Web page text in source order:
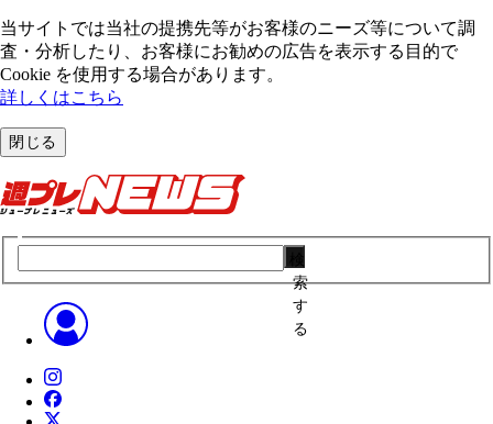
当サイトでは当社の提携先等がお客様のニーズ等について調
査・分析したり、お客様にお勧めの広告を表⽰する⽬的で
Cookie を使⽤する場合があります。
詳しくはこちら
閉じる
索
す
る